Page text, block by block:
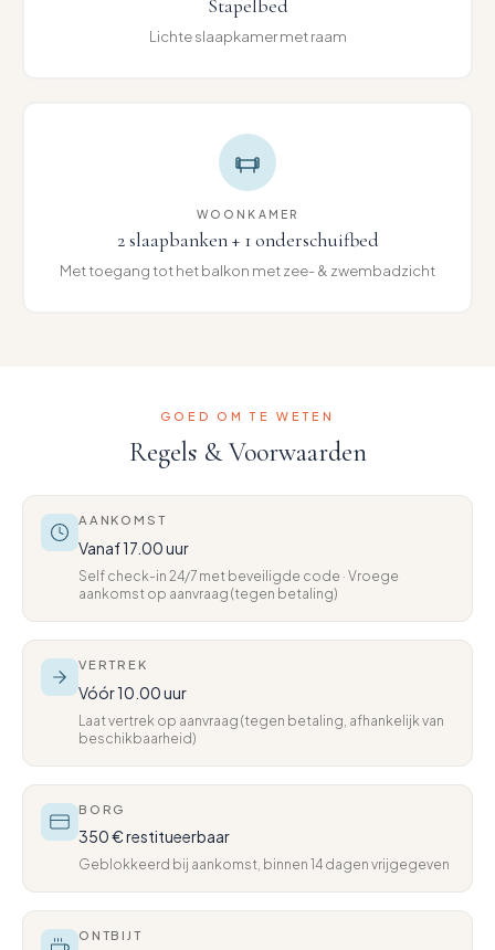
Stapelbed
Lichte slaapkamer met raam
WOONKAMER
2 slaapbanken + 1 onderschuifbed
Met toegang tot het balkon met zee- & zwembadzicht
GOED OM TE WETEN
Regels & Voorwaarden
AANKOMST
Vanaf 17.00 uur
Self check-in 24/7 met beveiligde code · Vroege
aankomst op aanvraag (tegen betaling)
VERTREK
Vóór 10.00 uur
Laat vertrek op aanvraag (tegen betaling, afhankelijk van
beschikbaarheid)
BORG
350 € restitueerbaar
Geblokkeerd bij aankomst, binnen 14 dagen vrijgegeven
ONTBIJT